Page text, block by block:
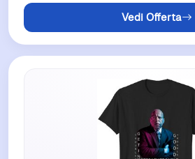
Vedi Offerta